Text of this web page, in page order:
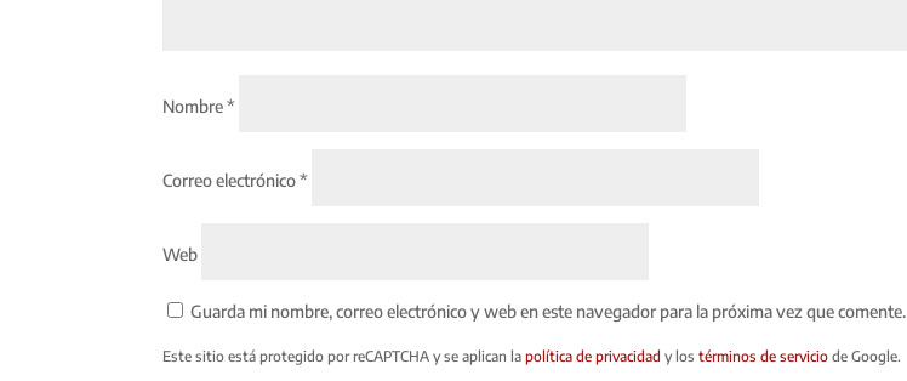
Nombre*
Correo electrónico*
Web
Guarda mi nombre, correo electrónico y web en este navegador para la próxima vez que comente.
Este sitio está protegido por reCAPTCHA y se aplican lapolítica de privacidad y lostérminos de servicio de Google.